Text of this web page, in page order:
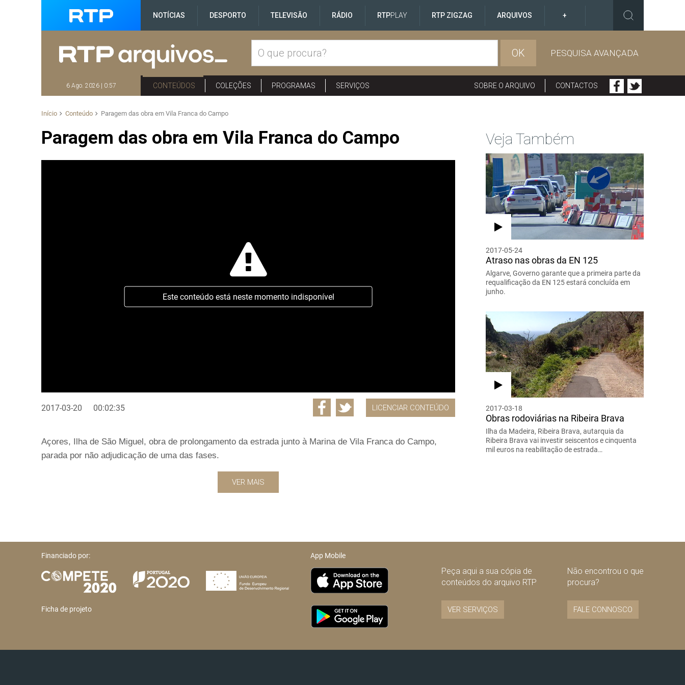
NOTÍCIAS DESPORTO TELEVISÃO RÁDIO RTPPLAY RTP ZIGZAG ARQUIVOS +
OK PESQUISA AVANÇADA
6 Ago. 2026 | 0:57 CONTEÚDOS COLEÇÕES PROGRAMAS SERVIÇOS SOBRE O ARQUIVO CONTACTOS
Início Conteúdo Paragem das obra em Vila Franca do Campo
Paragem das obra em Vila Franca do Campo
Este conteúdo está neste momento indisponível
2017-03-20 00:02:35 LICENCIAR CONTEÚDO
Açores, Ilha de São Miguel, obra de prolongamento da estrada junto à Marina de Vila Franca do Campo,
parada por não adjudicação de uma das fases.
VER MAIS
Veja Também
2017-05-24
Atraso nas obras da EN 125
Algarve, Governo garante que a primeira parte da
requalificação da EN 125 estará concluída em
junho.
2017-03-18
Obras rodoviárias na Ribeira Brava
Ilha da Madeira, Ribeira Brava, autarquia da
Ribeira Brava vai investir seiscentos e cinquenta
mil euros na reabilitação de estrada…
Financiado por:
Ficha de projeto
App Mobile
Peça aqui a sua cópia de
conteúdos do arquivo RTP
VER SERVIÇOS
Não encontrou o que
procura?
FALE CONNOSCO